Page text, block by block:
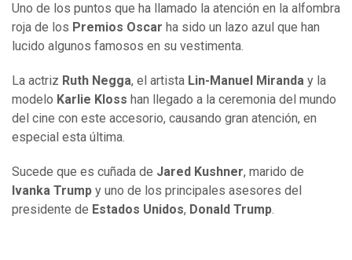
Uno de los puntos que ha llamado la atención en la alfombra
roja de los Premios Oscar ha sido un lazo azul que han
lucido algunos famosos en su vestimenta.
La actriz Ruth Negga, el artista Lin-Manuel Miranda y la
modelo Karlie Kloss han llegado a la ceremonia del mundo
del cine con este accesorio, causando gran atención, en
especial esta última.
Sucede que es cuñada de Jared Kushner, marido de
Ivanka Trump y uno de los principales asesores del
presidente de Estados Unidos, Donald Trump.